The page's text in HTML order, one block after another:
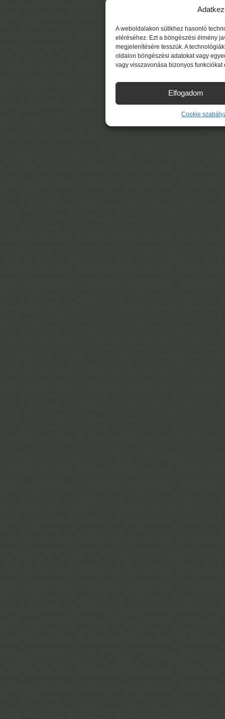
A weboldalakon sütikhez hasonló
eléréséhez. Ezt a böngészési élmény
megjelenítésére tesszük. A
oldalon böngészési adatokat vagy
vagy visszavonása bizonyos
Elfogadom
Cookie